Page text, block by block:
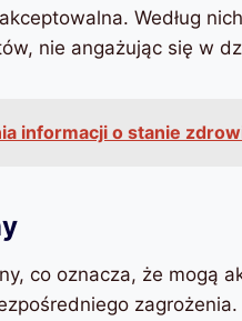
Według
nie angażując się w
informacji o stanie
co oznacza, że mogą